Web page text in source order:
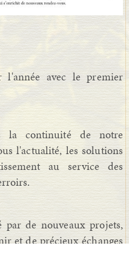
l'année avec le premier
la continuité de notre
l'actualité, les solutions
au service des
par de nouveaux projets,
et de précieux échanges